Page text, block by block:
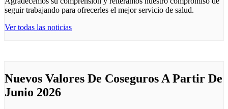
seguir trabajando para ofrecerles el mejor servicio de salud.
Ver todas las noticias
Nuevos Valores De Coseguros A Partir De
Junio 2026